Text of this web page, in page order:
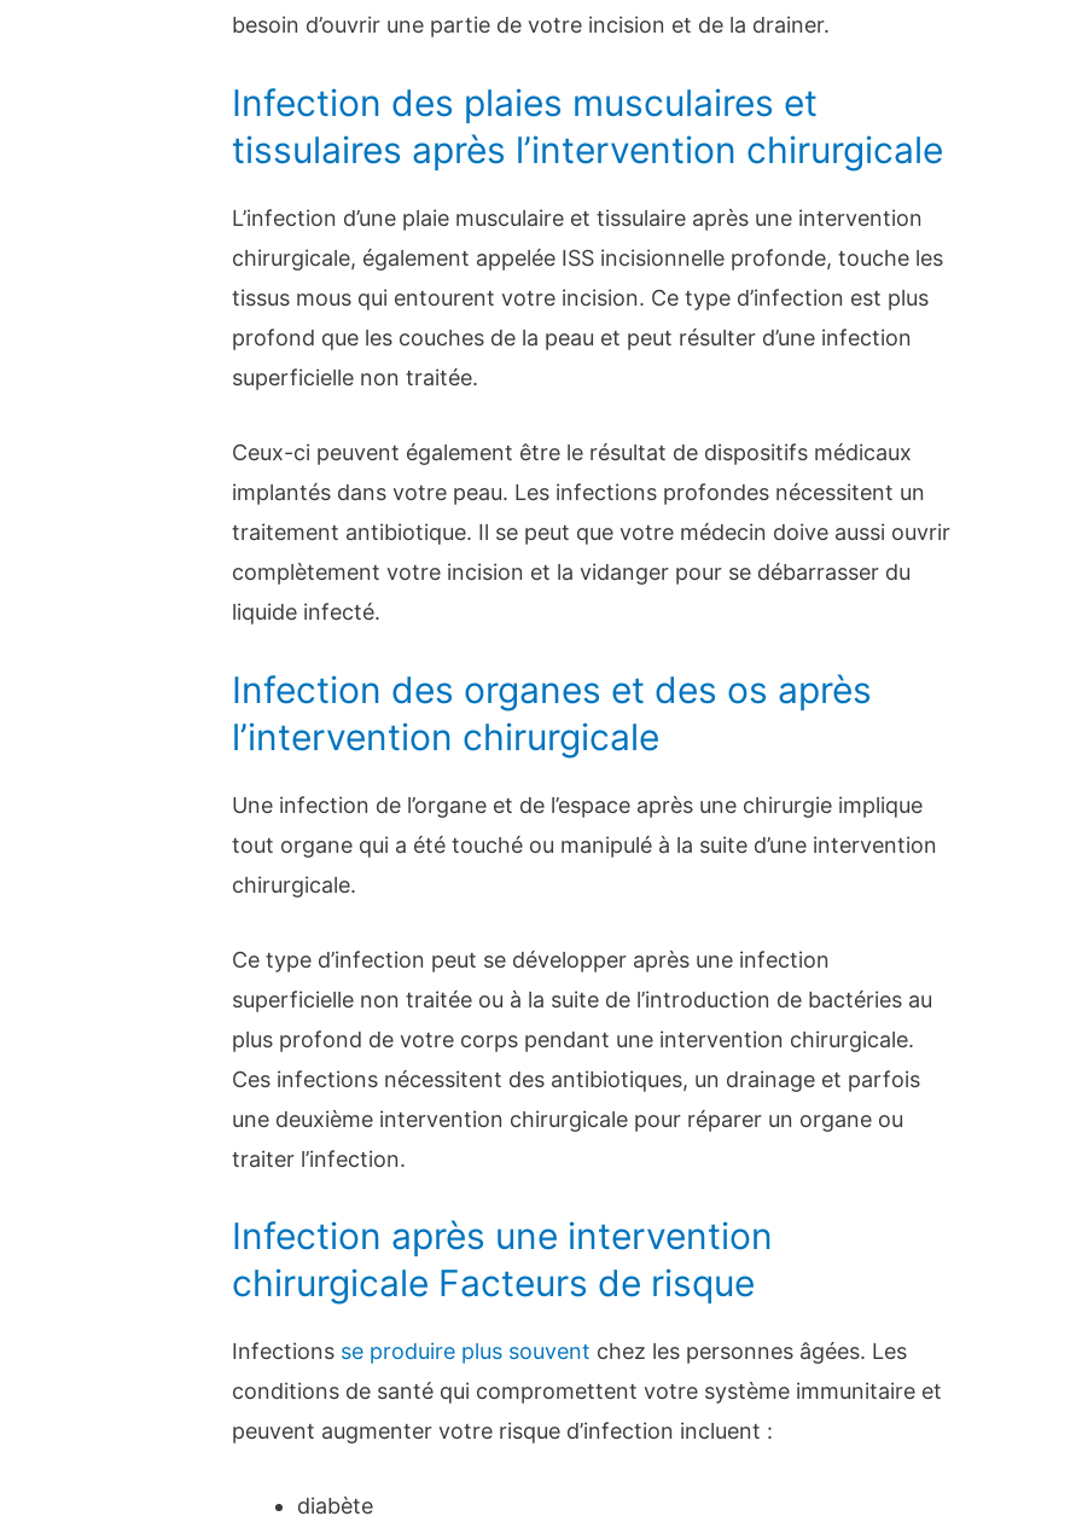
besoin d’ouvrir une partie de votre incision et de la drainer.
Infection des plaies musculaires et
tissulaires après l’intervention chirurgicale
L’infection d’une plaie musculaire et tissulaire après une intervention
chirurgicale, également appelée ISS incisionnelle profonde, touche les
tissus mous qui entourent votre incision. Ce type d’infection est plus
profond que les couches de la peau et peut résulter d’une infection
superficielle non traitée.
Ceux-ci peuvent également être le résultat de dispositifs médicaux
implantés dans votre peau. Les infections profondes nécessitent un
traitement antibiotique. Il se peut que votre médecin doive aussi ouvrir
complètement votre incision et la vidanger pour se débarrasser du
liquide infecté.
Infection des organes et des os après
l’intervention chirurgicale
Une infection de l’organe et de l’espace après une chirurgie implique
tout organe qui a été touché ou manipulé à la suite d’une intervention
chirurgicale.
Ce type d’infection peut se développer après une infection
superficielle non traitée ou à la suite de l’introduction de bactéries au
plus profond de votre corps pendant une intervention chirurgicale.
Ces infections nécessitent des antibiotiques, un drainage et parfois
une deuxième intervention chirurgicale pour réparer un organe ou
traiter l’infection.
Infection après une intervention
chirurgicale Facteurs de risque
Infections se produire plus souvent chez les personnes âgées. Les
conditions de santé qui compromettent votre système immunitaire et
peuvent augmenter votre risque d’infection incluent :
diabète